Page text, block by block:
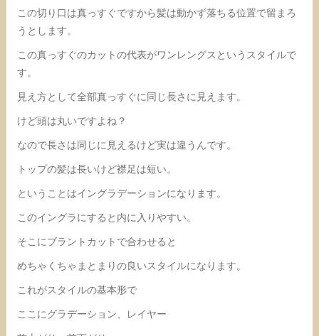
この切り口は真っすぐですから髪は動かず落ちる位置で留まろ
うとします。
この真っすぐのカットの代表がワンレングスというスタイルで
す。
見え方として全部真っすぐに同じ長さに見えます。
けど頭は丸いですよね？
なので長さは同じに見えるけど実は違うんです。
トップの髪は長いけど襟足は短い。
ということはイングラデーションになります。
このイングラにすると内に入りやすい。
そこにブラントカットで合わせると
めちゃくちゃまとまりの良いスタイルになります。
これがスタイルの基本形で
ここにグラデーション、レイヤー